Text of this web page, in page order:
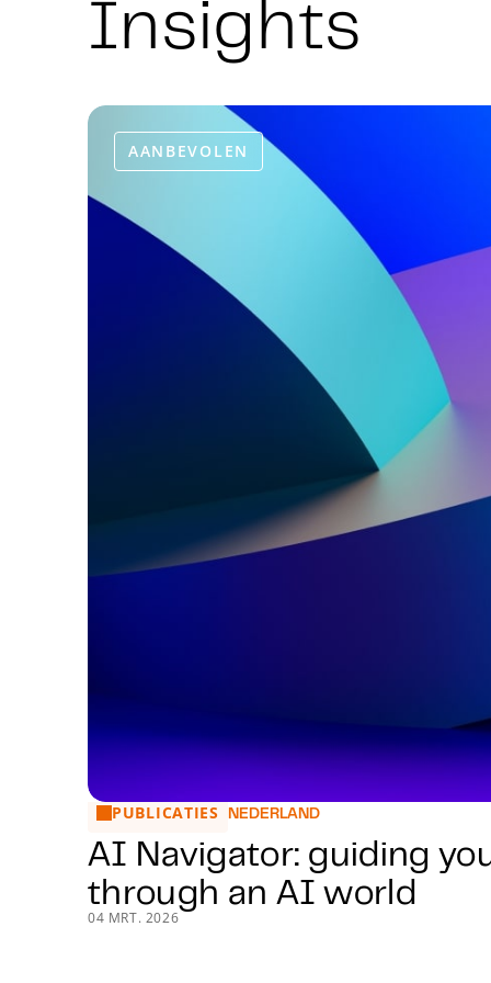
Insights
AANBEVOLEN
AI Navigator: guiding you through an AI world
PUBLICATIES NEDERLAND
AI Navigator: guiding
through an AI world
04 MRT. 2026